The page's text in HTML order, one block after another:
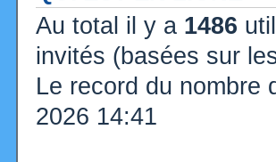
Au total il y a 1486
invités (basées sur
Le record du nombre
2026 14:41